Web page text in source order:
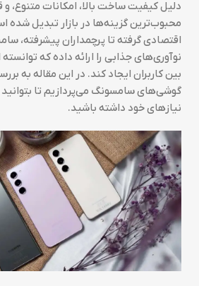
دلیل کیفیت ساخت بالا، امکانات متنوع،
محبوب‌ترین گزینه‌ها در بازار تبدیل
اقتصادی گرفته تا پرچمداران پیشرفته،
نوآوری‌های جذابی را ارائه داده که
بین کاربران ایجاد کند. در این مقاله به
گوشی‌های سامسونگ می‌پردازیم تا بتوانید
نیازهای خود داشته باشید.